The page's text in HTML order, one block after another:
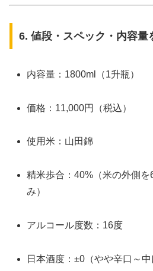
6. 値段・スペック・内容量
内容量：1800ml（1升瓶）
価格：11,000円（税込）
使用米：山田錦
精米歩合：40%（米の外側
み）
アルコール度数：16度
日本酒度：±0（やや辛口～中